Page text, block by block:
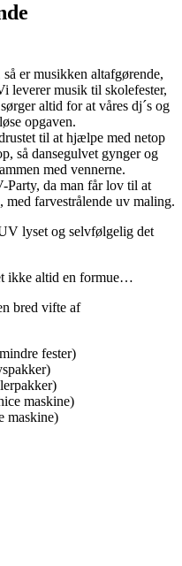
er musikken altafgørende,
leverer musik til skolefester,
altid for at våres dj´s og
opgaven.
til at hjælpe med netop
så dansegulvet gynger og
med vennerne.
Party, da man får lov til at
farvestrålende uv maling.
lyset og selvfølgelig det
ikke altid en formue…
bred vifte af
fester)
maskine)
maskine)